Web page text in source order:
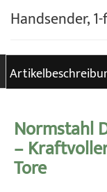
Handsender,
Normstahl
–
Tore